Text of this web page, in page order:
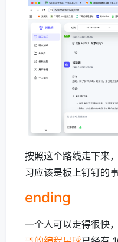
按照这个路线走下来
习应该是板上钉钉的
ending
一个人可以走得很快